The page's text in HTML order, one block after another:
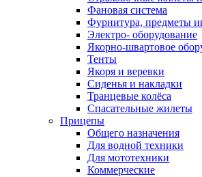
Фановая система
Фурнитура, предметы
Электро- оборудование
Якорно-швартовое
Тенты
Якоря и веревки
Сиденья и накладки
Транцевые колёса
Спасательные жилеты
Прицепы
Общего назначения
Для водной техники
Для мототехники
Коммерческие